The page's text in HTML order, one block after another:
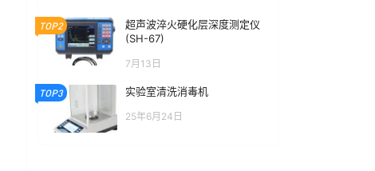
TOP2
超声波淬火硬化层深度测定仪
(SH-67)
7月13日
TOP3 实验室清洗消毒机
25年6月24日